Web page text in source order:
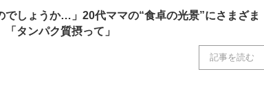
でしょうか…」20代ママの“食卓の光景”にさまざま
タンパク質摂って」
記事を読む